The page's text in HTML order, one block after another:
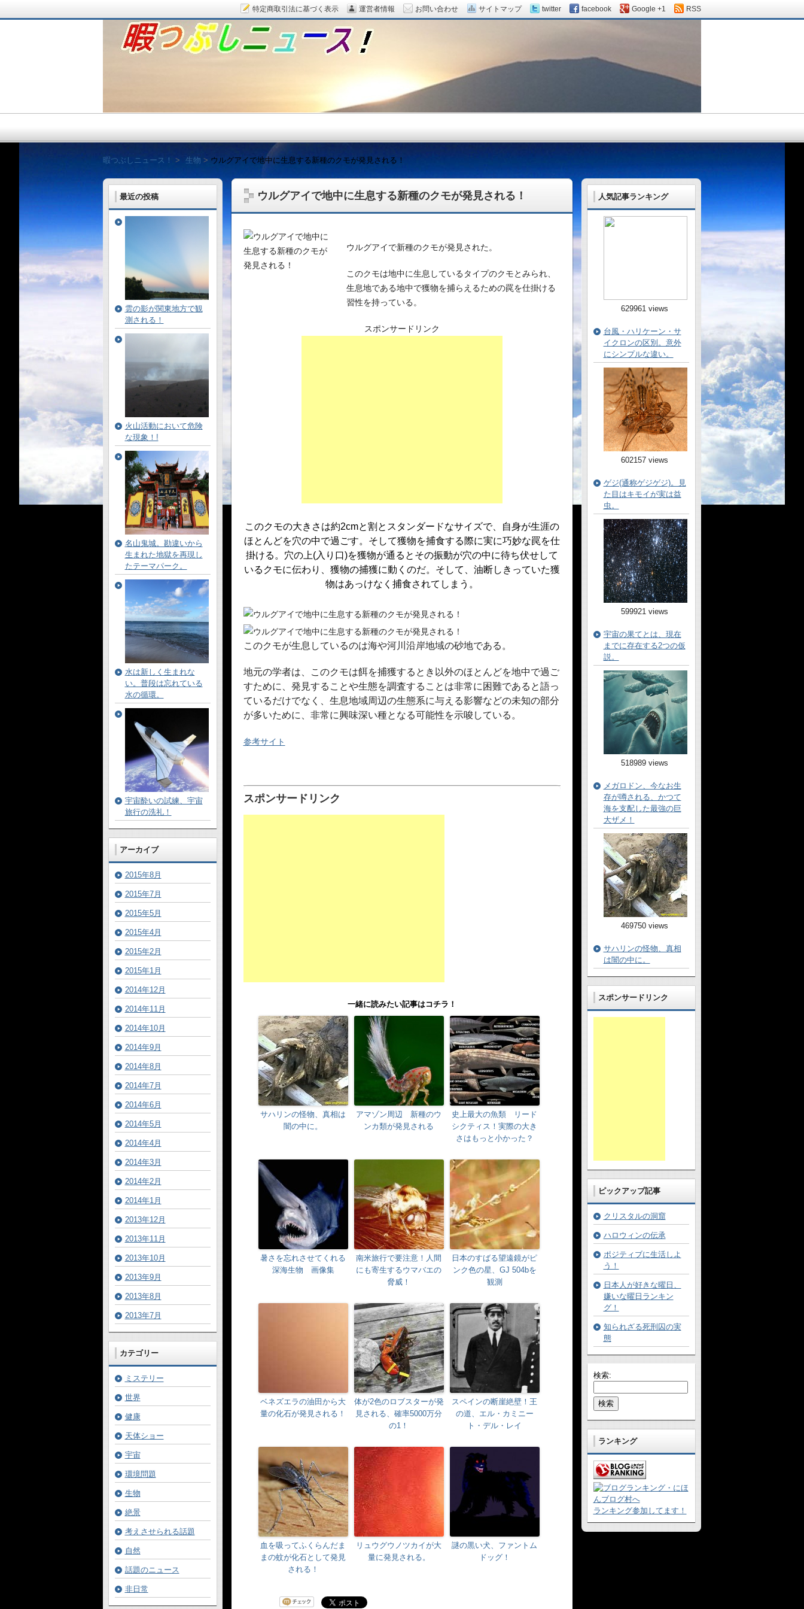
ウルグアイで地中に生息する新種のクモが発見される！
ウルグアイで新種のクモが発見された。
このクモは地中に生息しているタイプのクモとみられ、
生息地である地中で獲物を捕らえるための罠を仕掛ける
習性を持っている。
スポンサードリンク
このクモの大きさは約2cmと割とスタンダードなサイズで、自身が生涯の
ほとんどを穴の中で過ごす。そして獲物を捕食する際に実に巧妙な罠を仕
掛ける。穴の上(入り口)を獲物が通るとその振動が穴の中に待ち伏せして
いるクモに伝わり、獲物の捕獲に動くのだ。そして、油断しきっていた獲
物はあっけなく捕食されてしまう。
このクモが生息しているのは海や河川沿岸地域の砂地である。
地元の学者は、このクモは餌を捕獲するとき以外のほとんどを地中で過ご
すために、発見することや生態を調査することは非常に困難であると語っ
ているだけでなく、生息地域周辺の生態系に与える影響などの未知の部分
が多いために、非常に興味深い種となる可能性を示唆している。
参考サイト
スポンサードリンク
一緒に読みたい記事はコチラ！
サハリンの怪物、真相は
闇の中に。
アマゾン周辺 新種のウ
ンカ類が発見される
史上最大の魚類 リード
シクティス！実際の大き
さはもっと小かった？
暑さを忘れさせてくれる
深海生物 画像集
南米旅行で要注意！人間
にも寄生するウマバエの
脅威！
日本のすばる望遠鏡がピ
ンク色の星、GJ 504bを
観測
ベネズエラの油田から大
量の化石が発見される！
体が2色のロブスターが発
見される、確率5000万分
の1！
スペインの断崖絶壁！王
の道、エル・カミニー
ト・デル・レイ
血を吸ってふくらんだま
まの蚊が化石として発見
される！
リュウグウノツカイが大
量に発見される。
謎の黒い犬、ファントム
ドッグ！
最近の投稿
雲の影が関東地方で観
測される！
火山活動において危険
な現象！!
名山鬼城。勘違いから
生まれた地獄を再現し
たテーマパーク。
水は新しく生まれな
い。普段は忘れている
水の循環。
宇宙酔いの試練、宇宙
旅行の洗礼！
アーカイブ
2015年8月
2015年7月
2015年5月
2015年4月
2015年2月
2015年1月
2014年12月
2014年11月
2014年10月
2014年9月
2014年8月
2014年7月
2014年6月
2014年5月
2014年4月
2014年3月
2014年2月
2014年1月
2013年12月
2013年11月
2013年10月
2013年9月
2013年8月
2013年7月
カテゴリー
ミステリー
世界
健康
天体ショー
宇宙
環境問題
生物
絶景
考えさせられる話題
自然
話題のニュース
非日常
人気記事ランキング
629961 views
台風・ハリケーン・サ
イクロンの区別。意外
にシンプルな違い。
602157 views
ゲジ(通称ゲジゲジ)。見
た目はキモイが実は益
虫。
599921 views
宇宙の果てとは、現在
までに存在する2つの仮
説。
518989 views
メガロドン、今なお生
存が噂される、かつて
海を支配した最強の巨
大ザメ！
469750 views
サハリンの怪物、真相
は闇の中に。
スポンサードリンク
ピックアップ記事
クリスタルの洞窟
ハロウィンの伝承
ポジティブに生活しよ
う！
日本人が好きな曜日、
嫌いな曜日ランキン
グ！
知られざる死刑囚の実
態
検索:
ランキング
ランキング参加してます！
暇つぶしニュース！ 生物 ウルグアイで地中に生息する新種のクモが発見される！
暇つぶしニュース！
毎日面白い話題をピックアップ！
特定商取引法に基づく表示 運営者情報 お問い合わせ サイトマップ twitter facebook Google +1 RSS